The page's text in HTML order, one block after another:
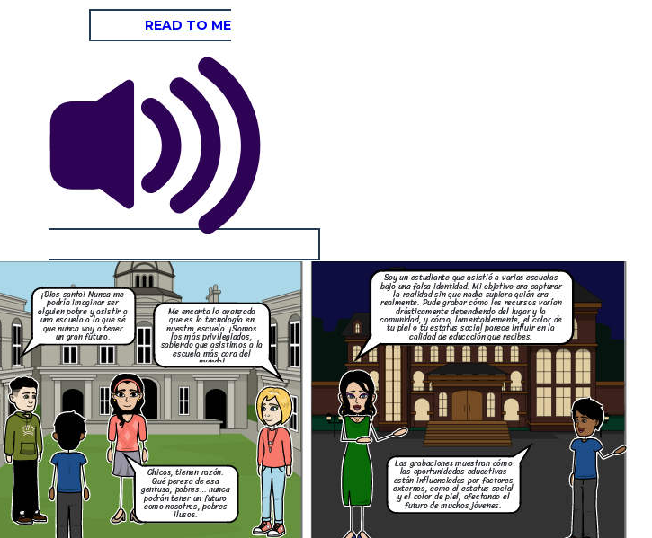
muestran cómo
READ TO ME
Me encanta lo avanzada
que es la tecnología en
nuestra escuela. ¡Somos
los más privilegiados,
sabiendo que asistimos a la
escuela más cara del
mundo!
¡Dios santo! Nunca me
podría imaginar ser
alguien pobre y asistir a
una escuela a la que sé
que nunca voy a tener
un gran futuro.
Chicos, tienen razón.
Qué pereza de esa
gentusa, pobres… nunca
podrán tener un futuro
como nosotros, pobres
ilusos.
Soy un estudiante que asistió a varias escuelas
bajo una falsa identidad. Mi objetivo era capturar
la realidad sin que nadie supiera quién era
realmente. Pude grabar cómo los recursos varían
drásticamente dependiendo del lugar y la
comunidad, y cómo, lamentablemente, el color de
tu piel o tu estatus social parece influir en la
calidad de educación que recibes.
Las grabaciones muestran cómo
las oportunidades educativas
están influenciadas por factores
externos, como el estatus social
y el color de piel, afectando el
futuro de muchos jóvenes.